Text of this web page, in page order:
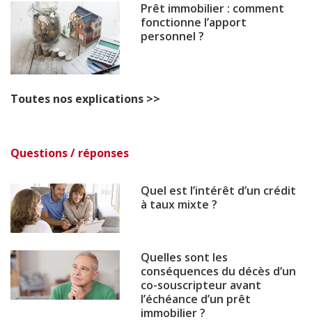
Prêt immobilier : comment
fonctionne l’apport
personnel ?
Toutes nos explications >>
Questions / réponses
Quel est l’intérêt d’un crédit
à taux mixte ?
Quelles sont les
conséquences du décès d’un
co-souscripteur avant
l’échéance d’un prêt
immobilier ?